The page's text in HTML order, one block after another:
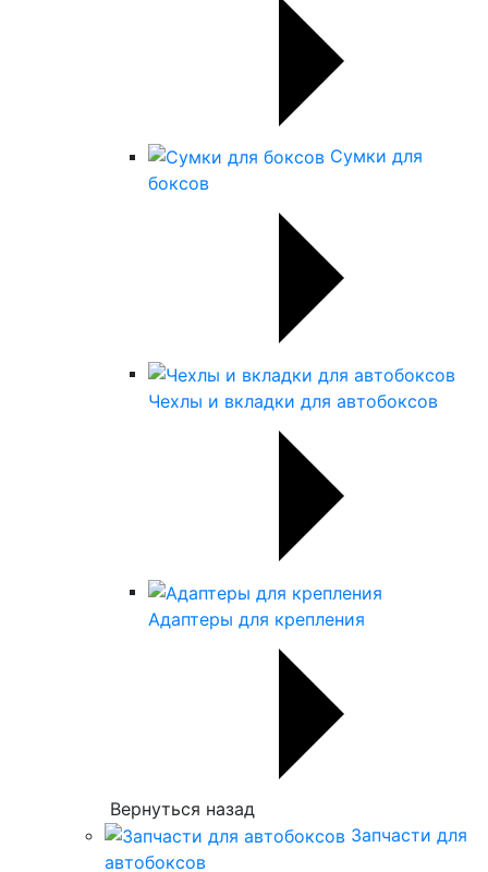
Сумки для
боксов
Чехлы и вкладки для автобоксов
Адаптеры для крепления
Вернуться назад
Запчасти для
автобоксов